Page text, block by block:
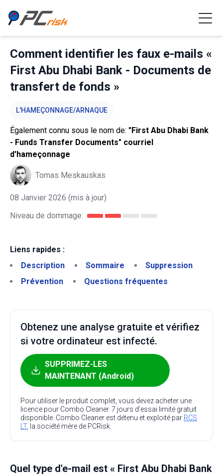
Comment identifier les faux e-mails «
First Abu Dhabi Bank - Documents de
transfert de fonds »
L'HAMEÇONNAGE/ARNAQUE
Également connu sous le nom de: "First Abu Dhabi Bank
- Funds Transfer Documents" courriel
d'hameçonnage
Tomas Meskauskas
08 Janvier 2026 (mis à jour)
Niveau de dommage:
Liens rapides :
Description
Sommaire
Suppression
Prévention
Questions fréquentes
Obtenez une analyse gratuite et vérifiez
si votre ordinateur est infecté.
SUPPRIMEZ-LES
MAINTENANT (Android)
Pour utiliser le produit complet, vous devez acheter une
licence pour Combo Cleaner. 7 jours d’essai limité gratuit
disponible. Combo Cleaner est détenu et exploité par RCS
LT, la société mère de PCRisk.
Quel type d'e-mail est « First Abu Dhabi Bank